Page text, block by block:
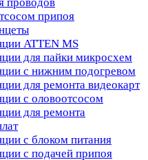
припоя
ATTEN MS
для пайки микросхем
с нижним подогревом
для ремонта видеокарт
с оловоотсосом
для ремонта
с блоком питания
с подачей припоя